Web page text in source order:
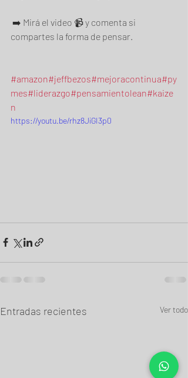
compartes la forma de pensar.
#amazon#jeffbezos#mejoracontinua#py
mes#liderazgo#pensamientolean#kaize
n
https://youtu.be/rhz8JiGI3p0
Entradas recientes Ver todo